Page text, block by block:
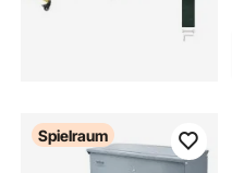
Spielraum